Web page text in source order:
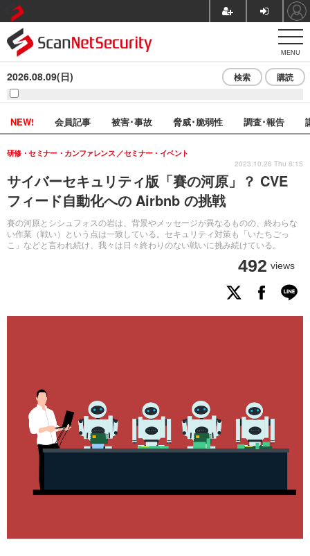
MENU
2026.08.09(日) 検索 購読
NEW! 会員記事 被害･事故 脅威･脆弱性 調査･報告
サイバーセキュリティ版「賽の河原」？ CVE
フィード自動化への Airbnb の挑戦
賽の河原とシシュフォスの岩は、背景やメッセージが異なるものの、終わらな
い作業（戦い）という点は一致している。セキュリティ対策も「いたちごっ
こ」などと言われ続け、我々は日々終わりのない戦いに挑み続けている。
研修・セミナー・カンファレンス セミナー・イベント
492 views
2023.10.26 Thu 8:15